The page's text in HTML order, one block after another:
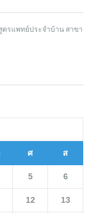
รแพทย์ประจำบ้าน สาขา
ศ ส
5 6
12 13